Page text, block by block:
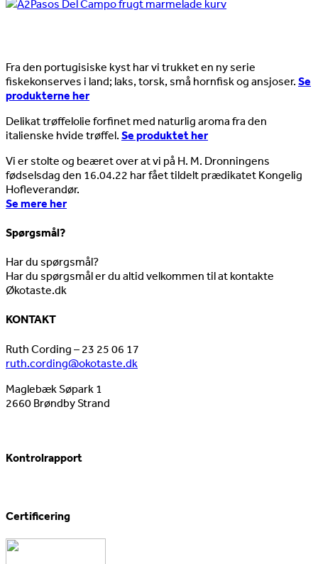
Fra den portugisiske kyst har vi trukket en ny serie
fiskekonserves i land; laks, torsk, små hornfisk og ansjoser. Se
produkterne her
Delikat trøffelolie forfinet med naturlig aroma fra den
italienske hvide trøffel. Se produktet her
Vi er stolte og beæret over at vi på H. M. Dronningens
fødselsdag den 16.04.22 har fået tildelt prædikatet Kongelig
Hofleverandør.
Se mere her
Spørgsmål?
Har du spørgsmål?
Har du spørgsmål er du altid velkommen til at kontakte
Økotaste.dk
KONTAKT
Ruth Cording – 23 25 06 17
ruth.cording@okotaste.dk
Maglebæk Søpark 1
2660 Brøndby Strand
Kontrolrapport
Certificering